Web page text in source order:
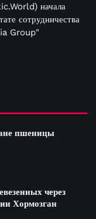
начала
сотрудничества
Group"
пшеницы
через
Хормозган